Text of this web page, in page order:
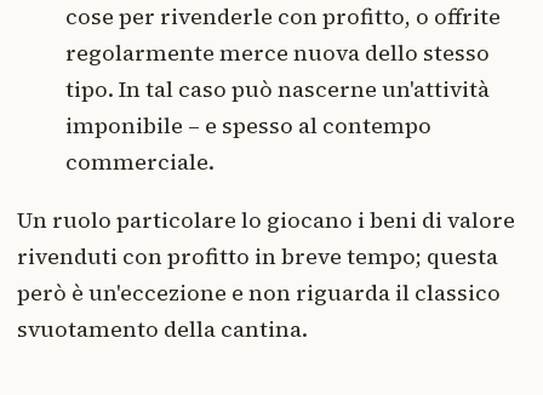
cose per rivenderle con profitto, o offrite
regolarmente merce nuova dello stesso
tipo. In tal caso può nascerne un'attività
imponibile – e spesso al contempo
commerciale.
Un ruolo particolare lo giocano i beni di valore
rivenduti con profitto in breve tempo; questa
però è un'eccezione e non riguarda il classico
svuotamento della cantina.